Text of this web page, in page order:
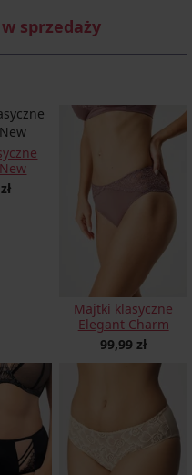
sprzedaży
Majtki klasyczne
Elegant Charm
99,99 zł